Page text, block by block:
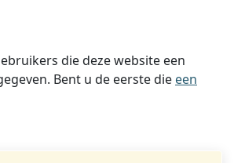
die deze website een
Bent u de eerste die een